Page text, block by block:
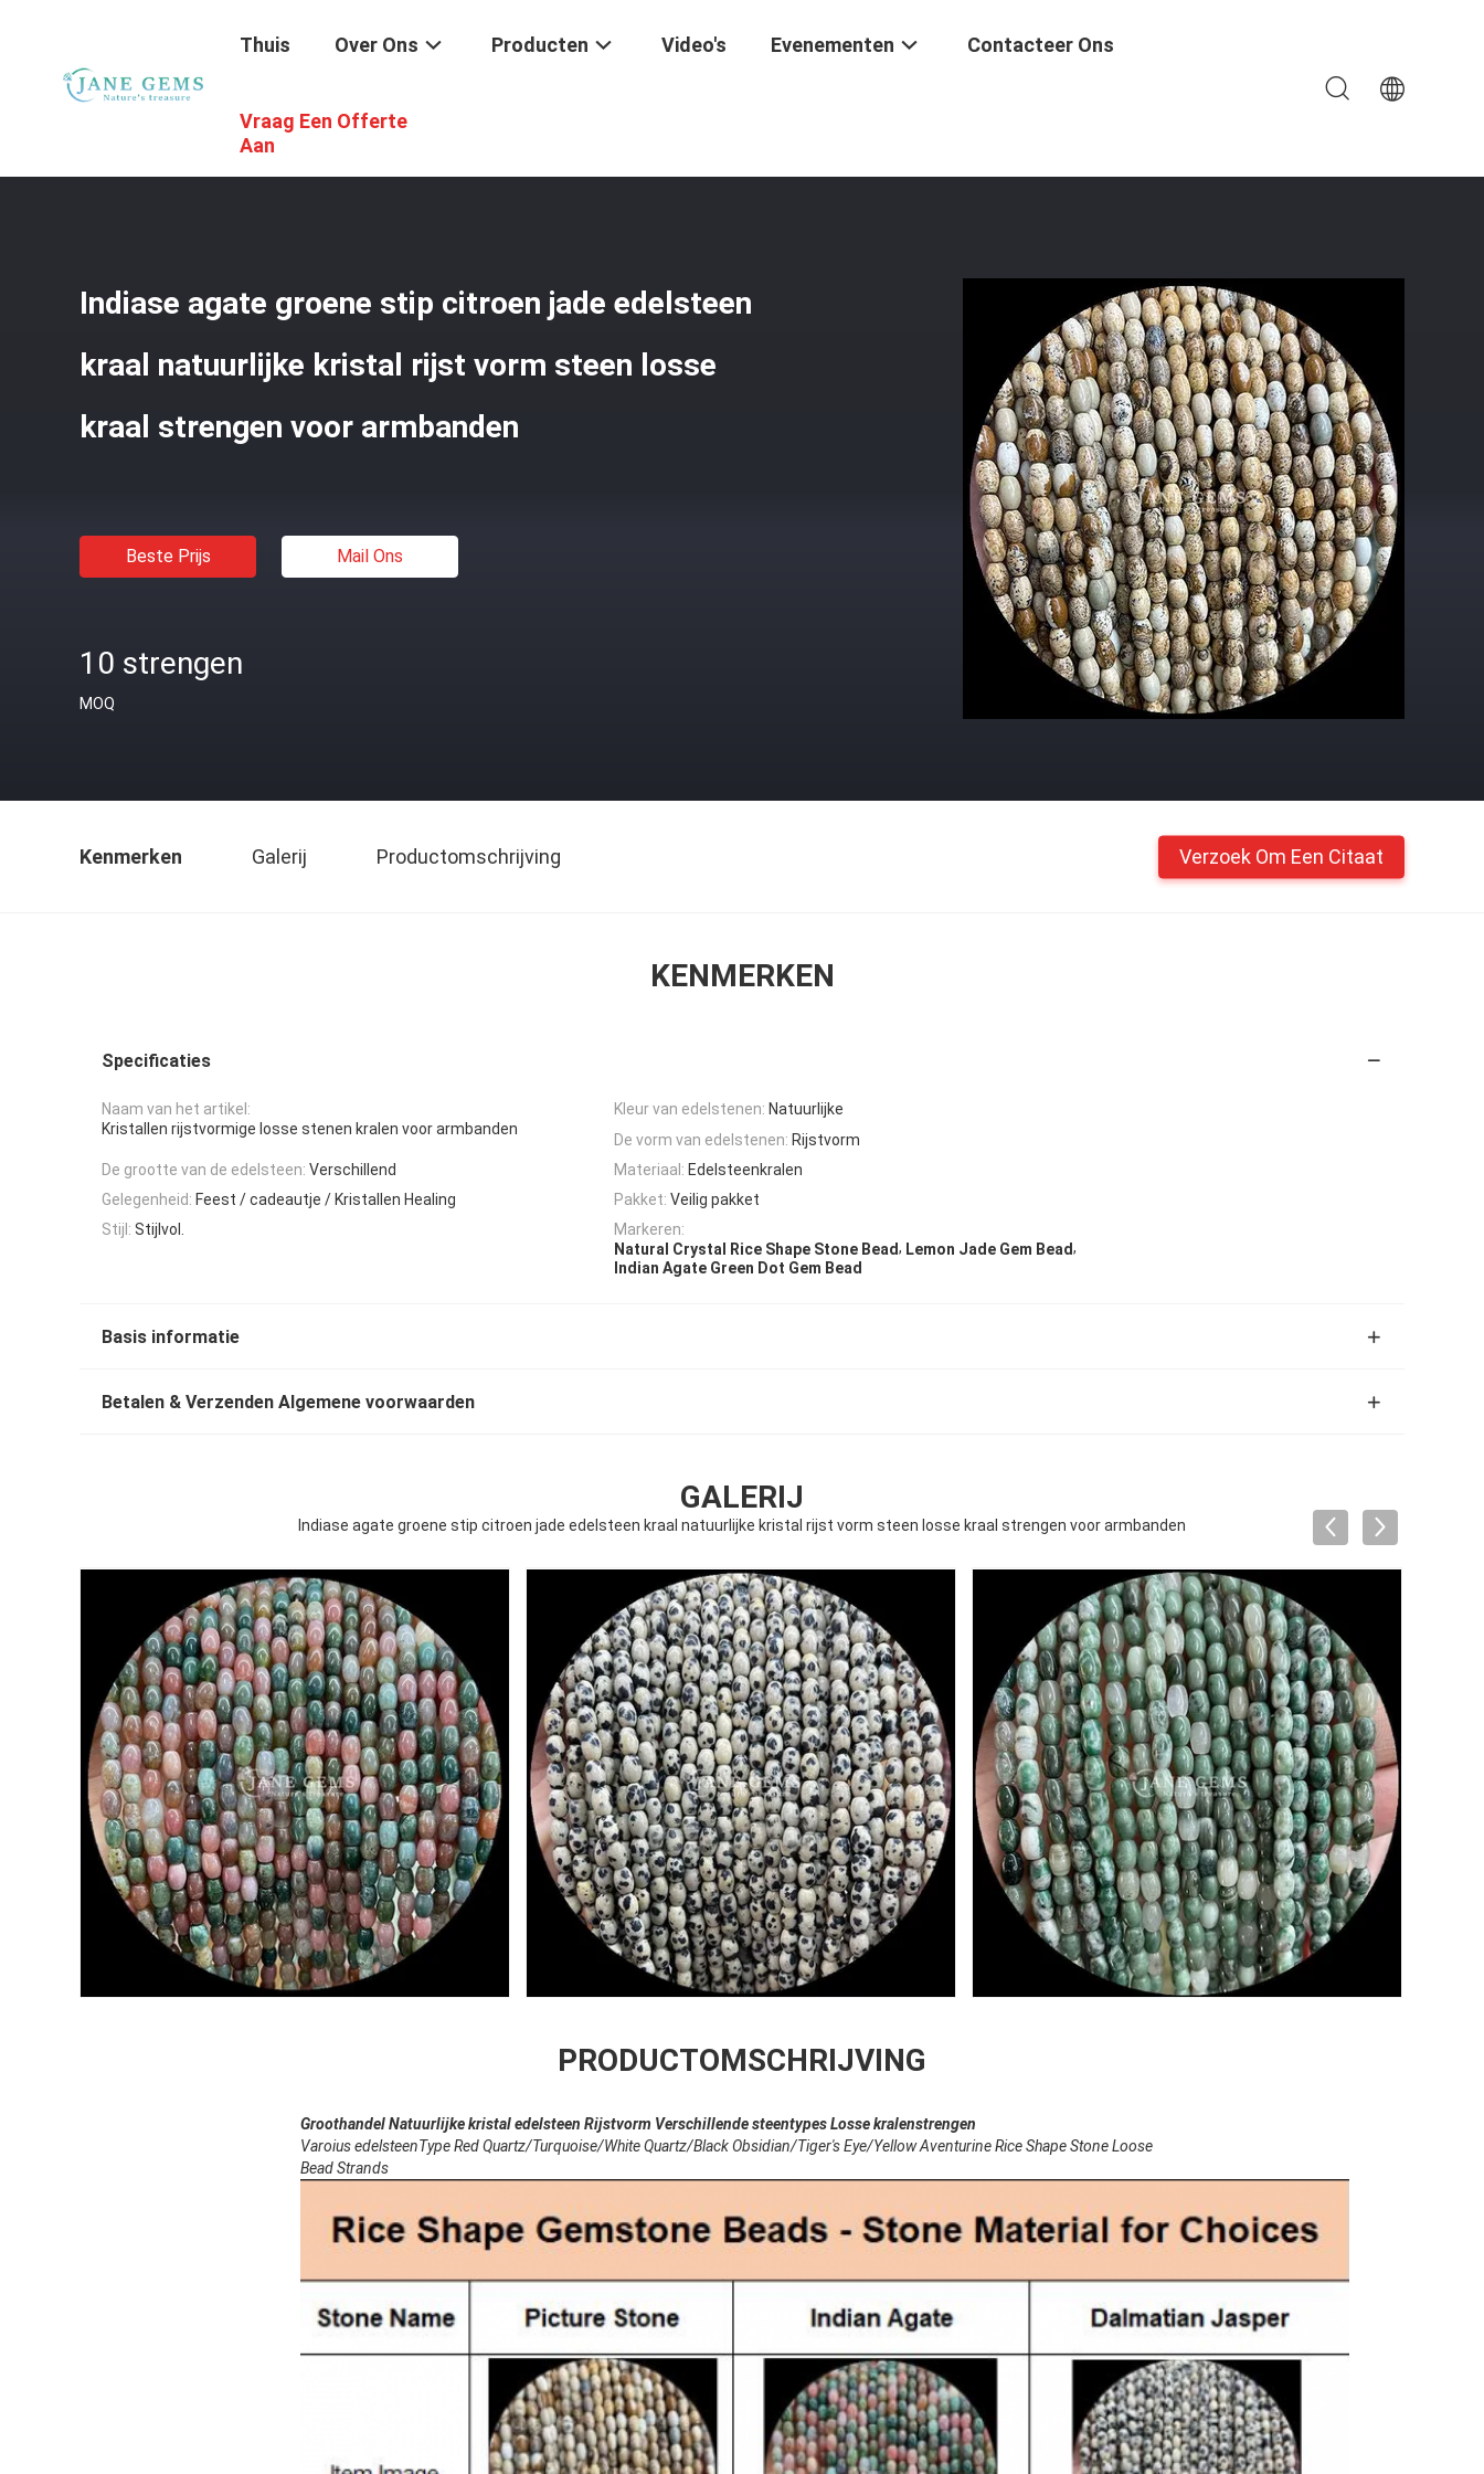
Thuis Over Ons Producten Video's Evenementen Contacteer Ons
Vraag Een Offerte
Aan
Edelstenenkralen / Indiase Agate Groene Stip Citroen Jade Edelsteen Kraal Natuurlijke Kristal Rijst Vorm Steen Losse Kraal Strengen Voor Armbanden
Indiase agate groene stip citroen jade edelsteen
kraal natuurlijke kristal rijst vorm steen losse
kraal strengen voor armbanden
Beste Prijs Mail Ons
10 strengen
MOQ
Kenmerken Galerij Productomschrijving Verzoek Om Een Citaat
KENMERKEN
Specificaties
Naam van het artikel:
Kristallen rijstvormige losse stenen kralen voor armbanden
Kleur van edelstenen: Natuurlijke
De vorm van edelstenen: Rijstvorm
De grootte van de edelsteen: Verschillend Materiaal: Edelsteenkralen
Gelegenheid: Feest / cadeautje / Kristallen Healing Pakket: Veilig pakket
Stijl: Stijlvol.
Markeren:
Natural Crystal Rice Shape Stone Bead, Lemon Jade Gem Bead,
Indian Agate Green Dot Gem Bead
Basis informatie
Betalen & Verzenden Algemene voorwaarden
GALERIJ
Indiase agate groene stip citroen jade edelsteen kraal natuurlijke kristal rijst vorm steen losse kraal strengen voor armbanden
PRODUCTOMSCHRIJVING
Groothandel Natuurlijke kristal edelsteen Rijstvorm Verschillende steentypes Losse kralenstrengen
Varoius edelsteenType Red Quartz/Turquoise/White Quartz/Black Obsidian/Tiger's Eye/Yellow Aventurine Rice Shape Stone Loose
Bead Strands